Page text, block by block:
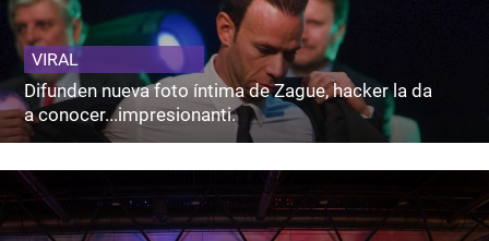
VIRAL
Difunden nueva foto íntima de Zague, hacker la da
a conocer...impresionanti.